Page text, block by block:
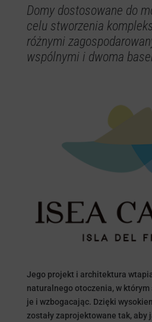
Domy dostosowane do
celu stworzenia
różnymi
wspólnymi i dwoma
Jego projekt i architektura
naturalnego otoczenia, w
je i wzbogacając. Dzięki
zostały zaprojektowane tak, aby